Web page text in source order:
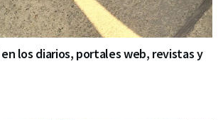
los diarios, portales web, revistas y